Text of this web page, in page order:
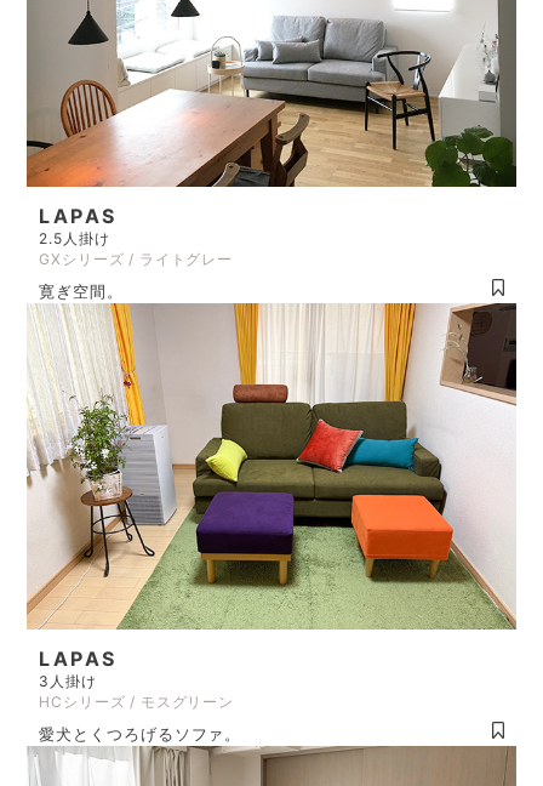
LAPAS
2.5人掛け
GXシリーズ / ライトグレー
寛ぎ空間。
LAPAS
3人掛け
HCシリーズ / モスグリーン
愛犬とくつろげるソファ。